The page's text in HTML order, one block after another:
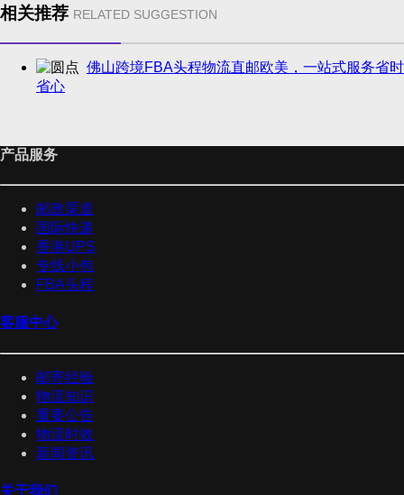
相关推荐 RELATED SUGGESTION
佛山跨境FBA头程物流直邮欧美，一站式服务省时
省心
产品服务
邮政渠道
国际快递
香港UPS
专线小包
FBA头程
客服中心
邮寄经验
物流知识
重要公告
物流时效
新闻资讯
关于我们